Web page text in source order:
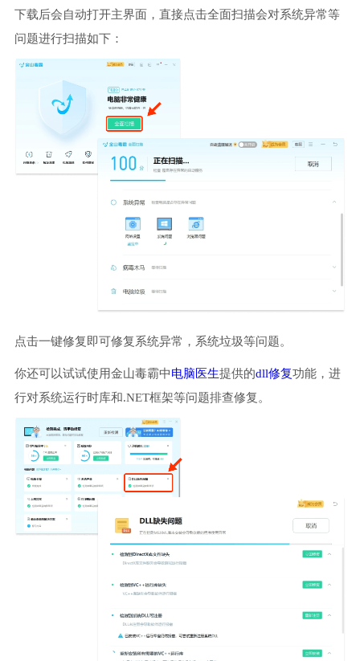
下载后会自动打开主界面，直接点击全面扫描会对系统异常等
问题进行扫描如下：
点击一键修复即可修复系统异常，系统垃圾等问题。
你还可以试试使用金山毒霸中电脑医生提供的dll修复功能，进
行对系统运行时库和.NET框架等问题排查修复。